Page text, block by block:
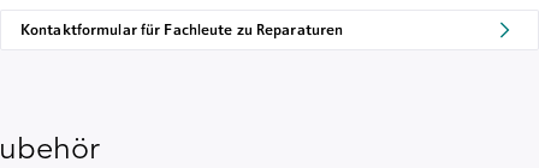
Kontaktformular für Fachleute zu Reparaturen